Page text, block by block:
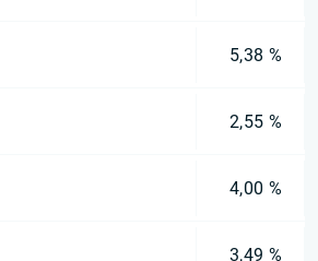
5,38 %
2,55 %
4,00 %
3,49 %